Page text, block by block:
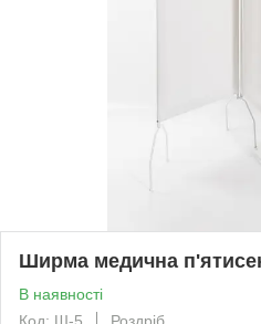
Ширма медична
В наявності
Код: Ш-5
Роздріб